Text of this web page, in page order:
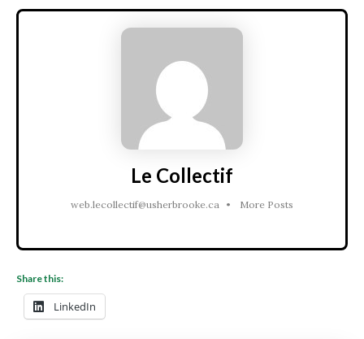
Le Collectif
web.lecollectif@usherbrooke.ca • More Posts
Share this:
LinkedIn